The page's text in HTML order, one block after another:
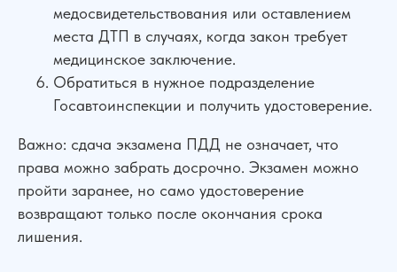
медосвидетельствования или оставлением
места ДТП в случаях, когда закон требует
медицинское заключение.
Обратиться в нужное подразделение
Госавтоинспекции и получить удостоверение.
Важно: сдача экзамена ПДД не означает, что
права можно забрать досрочно. Экзамен можно
пройти заранее, но само удостоверение
возвращают только после окончания срока
лишения.